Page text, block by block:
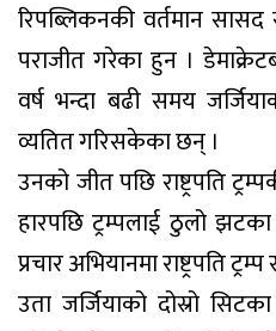
रिपब्लिकनकी वर्तमान
पराजीत गरेका हुन ।
वर्ष भन्दा बढी समय
व्यतित गरिसकेका छन् ।
उनको जीत पछि राष्ट्रपति
हारपछि ट्रम्पलाई ठुलो
प्रचार अभियानमा राष्ट्रपति
उता जर्जियाको दोस्रो